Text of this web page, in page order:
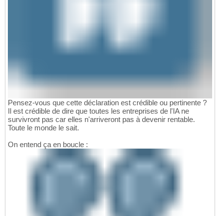
Pensez-vous que cette déclaration est crédible ou pertinente ?
Il est crédible de dire que toutes les entreprises de l'IA ne
survivront pas car elles n'arriveront pas à devenir rentable.
Toute le monde le sait.
On entend ça en boucle :